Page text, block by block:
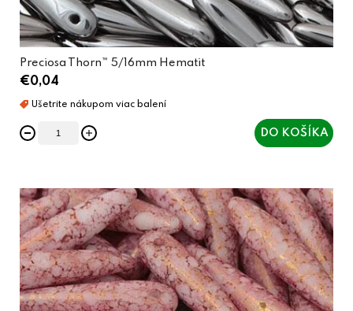
v
Preciosa Thorn™ 5/16mm Hematit
€0,04
DO KOŠÍKA